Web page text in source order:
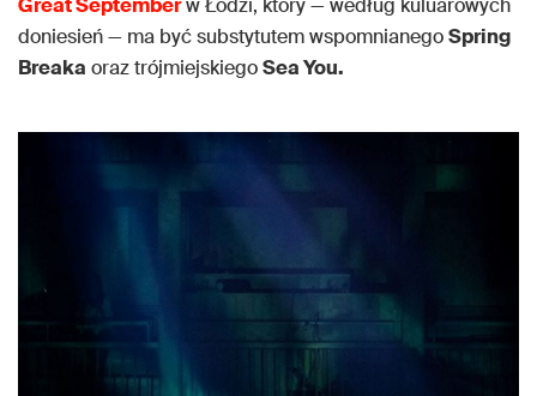
Great Septemberw Łodzi, który — według kuluarowych
doniesień — ma być substytutem wspomnianegoSpring
Breaka oraz trójmiejskiegoSea You.